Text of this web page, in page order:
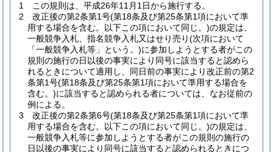
1
この規則は、平成26年11月1日から施行する。
2
改正後の第2条第1号(第18条及び第25条第1項において準
用する場合を含む。以下この項において同じ。)の規定は、
一般競争入札、指名競争入札又はせり売り(次項において
「一般競争入札等」という。)に参加しようとする者がこの
規則の施行の日以後の事実により同号に該当すると認めら
れるときについて適用し、同日前の事実により改正前の第2
条第1号(第18条及び第25条第1項において準用する場合を
含む。)に該当すると認められる者については、なお従前の
例による。
3
改正後の第2条第6号(第18条及び第25条第1項において準
用する場合を含む。以下この項において同じ。)の規定は、
一般競争入札等に参加しようとする者がこの規則の施行の
日以後の事実により同号に該当すると認められるときにつ